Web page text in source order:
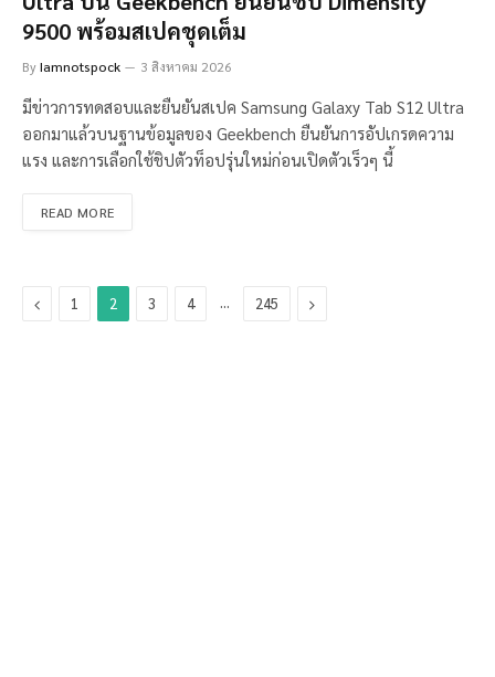
9500 พร้อมสเปคชุดเต็ม
ByIamnotspock 3 สิงหาคม 2026
มีข่าวการทดสอบและยืนยันสเปค Samsung Galaxy Tab S12 Ultra
ออกมาแล้วบนฐานข้อมูลของ Geekbench ยืนยันการอัปเกรดความ
แรง และการเลือกใช้ชิปตัวท็อปรุ่นใหม่ก่อนเปิดตัวเร็วๆ นี้
READ MORE
Previous
1 2 3 4 … 245 Next